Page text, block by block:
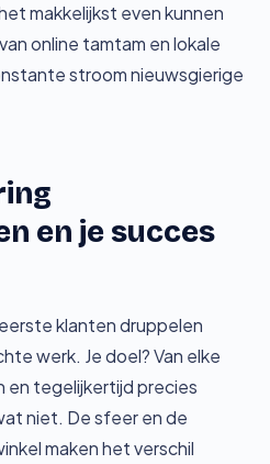
makkelijkst even kunnen
online tamtam en lokale
stroom nieuwsgierige
en je succes
klanten druppelen
werk. Je doel? Van elke
en tegelijkertijd precies
niet. De sfeer en de
maken het verschil